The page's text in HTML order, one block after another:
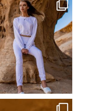
ebutikpl
Сер 23